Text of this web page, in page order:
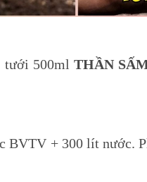
tưới 500ml THẦN
BVTV + 300 lít nước.